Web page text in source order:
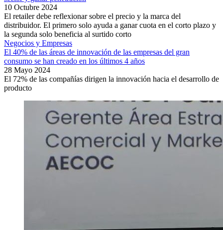
10 Octubre 2024
El retailer debe reflexionar sobre el precio y la marca del
distribuidor. El primero solo ayuda a ganar cuota en el corto plazo y
la segunda solo beneficia al surtido corto
Negocios y Empresas
El 40% de las áreas de innovación de las empresas del gran
consumo se han creado en los últimos 4 años
28 Mayo 2024
El 72% de las compañías dirigen la innovación hacia el desarrollo de
producto